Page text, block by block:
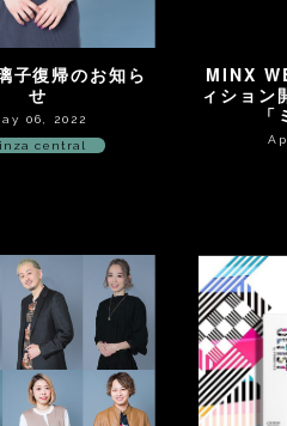
子復帰のお知ら
せ
06, 2022
central
MINX
ィション